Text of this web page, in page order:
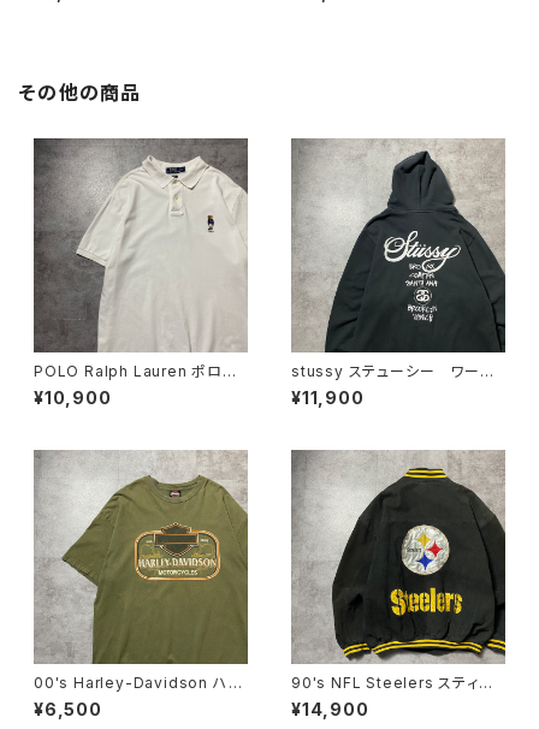
その他の商品
POLO Ralph Lauren ポロラ
ルフローレン ポロベア 刺繍
ワンポイント ホワイト 白 T
¥10,900
stussy ステューシー ワール
ドツアー バックプリント フル
ジップ パーカー スウェット
¥11,900
00's Harley-Davidson ハー
レーダビッドソン 両面プリン
ト イーグル コピーライト200
¥6,500
90's NFL Steelers スティー
ラーズ バックロゴ ラインリ
ブ スタジャン レザージャケッ
¥14,900